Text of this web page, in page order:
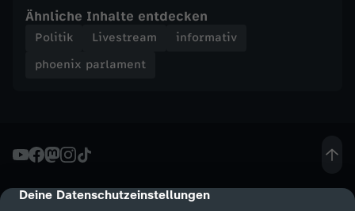
cmp-dialog-description
Deine Datenschutzeinstellungen
n
A
k
Ähnliche Inhalte entdecken
Politik Livestream
informativ
phoenix parlament